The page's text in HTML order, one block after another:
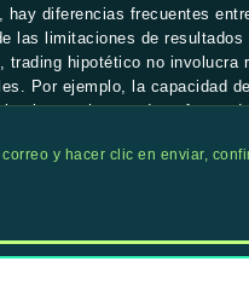
diferencias frecuentes
las limitaciones de
trading hipotético no
Por ejemplo, la capacidad
los cuales pueden afectar
hipotéticos, todos
que los testimonios que
y hacer clic en enviar,